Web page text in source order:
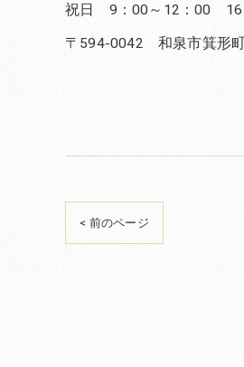
祝日 9：00～12：00 16
〒594-0042 和泉市箕形
< 前のページ